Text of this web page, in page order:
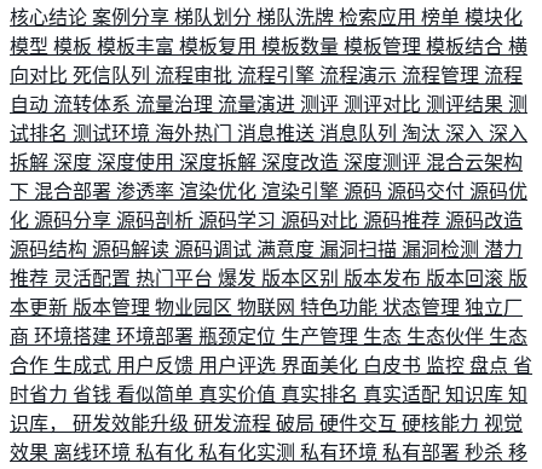
核心结论 案例分享 梯队划分 梯队洗牌 检索应用 榜单 模块化
模型 模板 模板丰富 模板复用 模板数量 模板管理 模板结合 横
向对比 死信队列 流程审批 流程引擎 流程演示 流程管理 流程
自动 流转体系 流量治理 流量演进 测评 测评对比 测评结果 测
试排名 测试环境 海外热门 消息推送 消息队列 淘汰 深入 深入
拆解 深度 深度使用 深度拆解 深度改造 深度测评 混合云架构
下 混合部署 渗透率 渲染优化 渲染引擎 源码 源码交付 源码优
化 源码分享 源码剖析 源码学习 源码对比 源码推荐 源码改造
源码结构 源码解读 源码调试 满意度 漏洞扫描 漏洞检测 潜力
推荐 灵活配置 热门平台 爆发 版本区别 版本发布 版本回滚 版
本更新 版本管理 物业园区 物联网 特色功能 状态管理 独立厂
商 环境搭建 环境部署 瓶颈定位 生产管理 生态 生态伙伴 生态
合作 生成式 用户反馈 用户评选 界面美化 白皮书 监控 盘点 省
时省力 省钱 看似简单 真实价值 真实排名 真实适配 知识库 知
识库， 研发效能升级 研发流程 破局 硬件交互 硬核能力 视觉
效果 离线环境 私有化 私有化实测 私有环境 私有部署 秒杀 移